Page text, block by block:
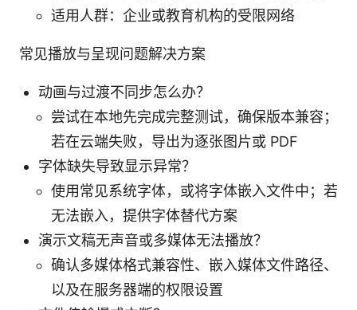
适用人群：企业或教育机构的受限网络
常见播放与呈现问题解决方案
动画与过渡不同步怎么办？
尝试在本地先完成完整测试，确保版本兼容；
若在云端失败，导出为逐张图片或 PDF
字体缺失导致显示异常？
使用常见系统字体，或将字体嵌入文件中；若
无法嵌入，提供字体替代方案
演示文稿无声音或多媒体无法播放？
确认多媒体格式兼容性、嵌入媒体文件路径、
以及在服务器端的权限设置